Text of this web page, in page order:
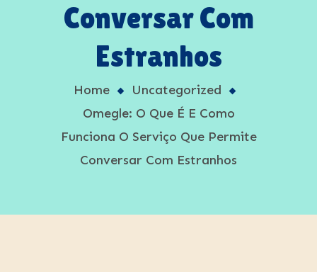
Conversar Com
Estranhos
Home
Uncategorized
Omegle: O Que É E Como
Funciona O Serviço Que Permite
Conversar Com Estranhos